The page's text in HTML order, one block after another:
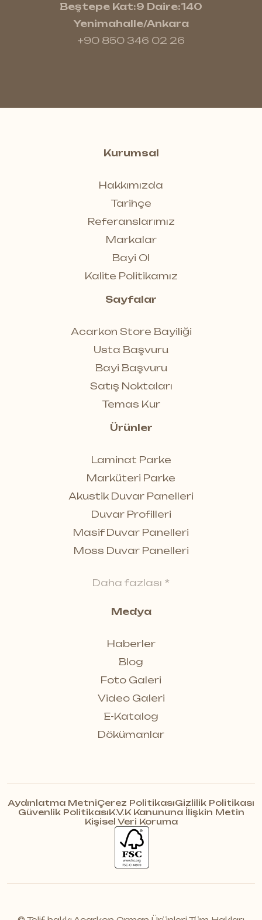
Beştepe Kat:9 Daire:140
Yenimahalle/Ankara
+90 850 346 02 26
Kurumsal
Hakkımızda
Tarihçe
Referanslarımız
Markalar
Bayi Ol
Kalite Politikamız
Sayfalar
Acarkon Store Bayiliği
Usta Başvuru
Bayi Başvuru
Satış Noktaları
Temas Kur
Ürünler
Laminat Parke
Marküteri Parke
Akustik Duvar Panelleri
Duvar Profilleri
Masif Duvar Panelleri
Moss Duvar Panelleri
Daha fazlası *
Medya
Haberler
Blog
Foto Galeri
Video Galeri
E-Katalog
Dökümanlar
Aydınlatma MetniÇerez PolitikasıGizlilik Politikası
Güvenlik PolitikasıK.V.K Kanununa İlişkin Metin
Kişisel Veri Koruma